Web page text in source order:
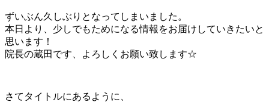
ずいぶん久しぶりとなってしまいました。
本日より、少しでもためになる情報をお届けしていきたいと
思います！
院長の蔵田です、よろしくお願い致します☆
さてタイトルにあるように、